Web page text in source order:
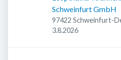
Schweinfurt GmbH
97422 Schweinfurt-
Deutschland
Veröffentlicht
3.8.2026